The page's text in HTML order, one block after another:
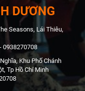
DƯƠNG
Seasons, Lái Thiêu,
0938270708
Khu Phố Chánh
Tp Hồ Chí Minh